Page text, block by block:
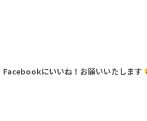
Facebookにいいね！お願いいたします